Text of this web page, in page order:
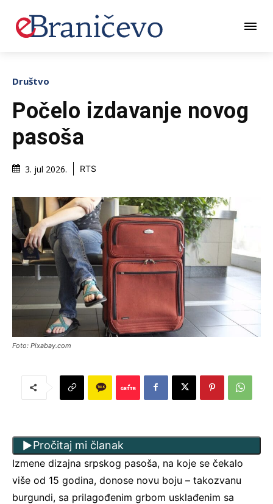
Društvo
Počelo izdavanje novog
pasoša
3. jul 2026. RTS
Foto: Pixabay.com
Pročitaj mi članak
Izmene dizajna srpskog pasoša, na koje se čekalo
više od 15 godina, donose novu boju – takozvanu
burgundi, sa prilagođenim grbom usklađenim sa